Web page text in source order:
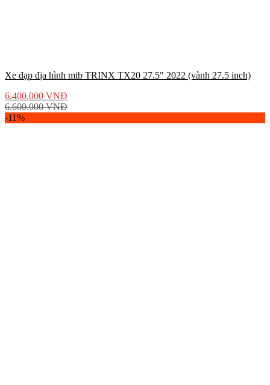
Xe đạp địa hình mtb TRINX TX20 27.5″ 2022 (vành 27.5 inch)
6.400.000 VNĐ
6.600.000VNĐ
-11%